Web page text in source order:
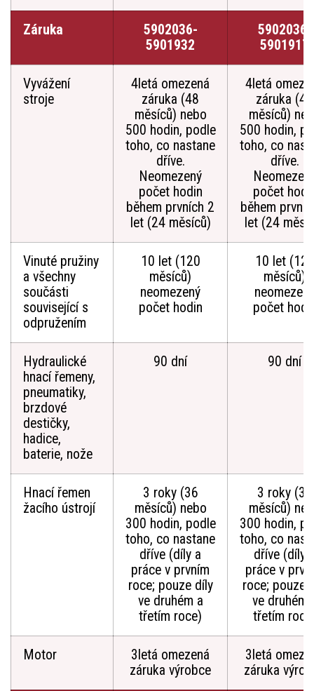
Záruka
5902036-
5901932
5902036-
5901917
Vyvážení
stroje
4letá omezená
záruka (48
měsíců) nebo
500 hodin, podle
toho, co nastane
dříve.
Neomezený
počet hodin
během prvních 2
let (24 měsíců)
4letá
záruka (48
měsíců)
500 hodin,
toho, co
dříve.
počet
během
let (24
Vinuté pružiny
a všechny
součásti
související s
odpružením
10 let (120
měsíců)
neomezený
počet hodin
10 let (120
měsíců)
neomezený
počet
Hydraulické
hnací řemeny,
pneumatiky,
brzdové
destičky,
hadice,
baterie, nože
90 dní 90 dní
Hnací řemen
žacího ústrojí
3 roky (36
měsíců) nebo
300 hodin, podle
toho, co nastane
dříve (díly a
práce v prvním
roce; pouze díly
ve druhém a
třetím roce)
3 roky (36
měsíců)
300 hodin,
toho, co
dříve (díly
práce v
roce; pouze
ve druhém
třetím
Motor
3letá omezená
záruka výrobce
3letá
záruka